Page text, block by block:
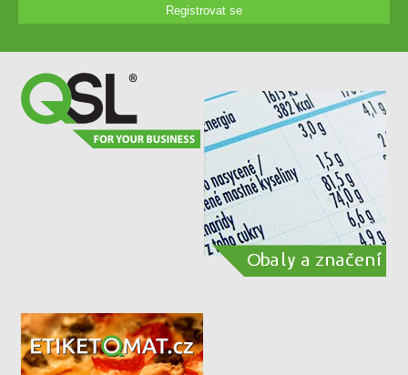
Registrovat se